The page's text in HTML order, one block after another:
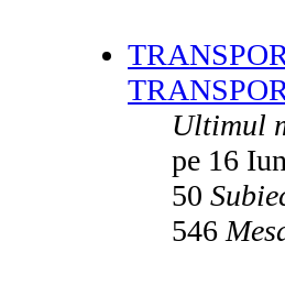
Ultimul
pe 16
50
546